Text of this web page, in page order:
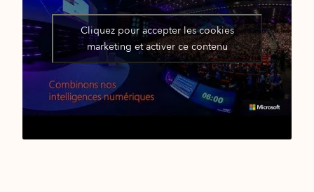
Cliquez pour accepter les cookies
marketing et activer ce contenu